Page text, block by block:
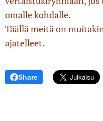
omalle kohdalle.
Täällä meitä on
ajatelleet.
Share